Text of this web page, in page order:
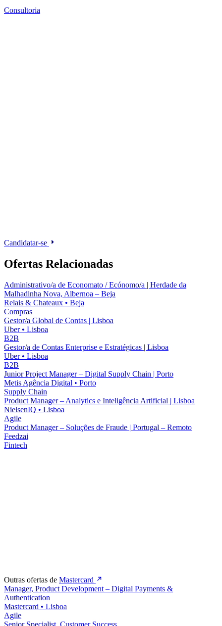
Consultoria
Candidatar-se
Ofertas Relacionadas
Administrativo/a de Economato / Ecónomo/a | Herdade da
Malhadinha Nova, Albernoa – Beja
Relais & Chateaux • Beja
Compras
Gestor/a Global de Contas | Lisboa
Uber • Lisboa
B2B
Gestor/a de Contas Enterprise e Estratégicas | Lisboa
Uber • Lisboa
B2B
Junior Project Manager – Digital Supply Chain | Porto
Metis Agência Digital • Porto
Supply Chain
Product Manager – Analytics e Inteligência Artificial | Lisboa
NielsenIQ • Lisboa
Agile
Product Manager – Soluções de Fraude | Portugal – Remoto
Feedzai
Fintech
Outras ofertas de Mastercard
Manager, Product Development – Digital Payments &
Authentication
Mastercard • Lisboa
Agile
Senior Specialist, Customer Success